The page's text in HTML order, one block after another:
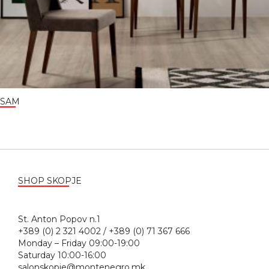
SAM
SHOP SKOPJE
St. Anton Popov n.1
+389 (0) 2 321 4002 / +389 (0) 71 367 666
Monday – Friday 09:00-19:00
Saturday 10:00-16:00